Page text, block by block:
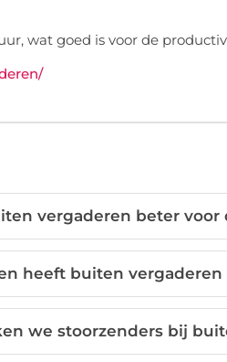
vergaderen beter
heeft buiten
we stoorzenders bij